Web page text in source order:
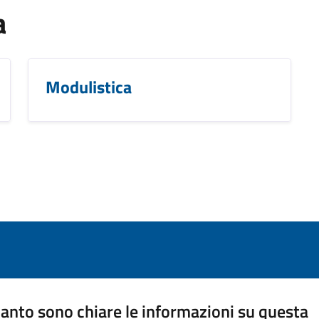
Modulistica
sono chiare le informazioni su questa